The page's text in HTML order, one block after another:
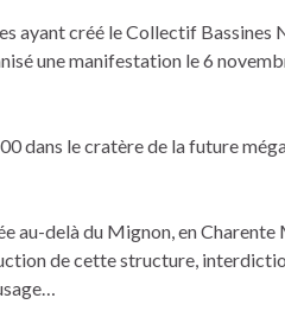
ayant créé le Collectif Bassines
une manifestation le 6
dans le cratère de la future
au-delà du Mignon, en Charente
de cette structure,